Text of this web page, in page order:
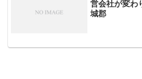
営会社が変わ
城郡